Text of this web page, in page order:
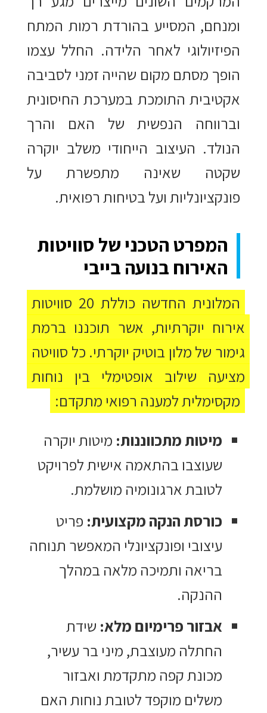
ומנחם, המסייע בהורדת רמות המתח
הפיזיולוגי לאחר הלידה. החלל עצמו
הופך מסתם מקום שהייה זמני לסביבה
אקטיבית התומכת במערכת החיסונית
וברווחה הנפשית של האם והרך
הנולד. העיצוב הייחודי משלב יוקרה
שקטה שאינה מתפשרת על
פונקציונליות ועל בטיחות רפואית.
המפרט הטכני של סוויטות
האירוח בנועה בייבי
המלונית החדשה כוללת 20 סוויטות
אירוח יוקרתיות, אשר תוכננו ברמת
גימור של מלון בוטיק יוקרתי. כל סוויטה
מציעה שילוב אופטימלי בין נוחות
מקסימלית למענה רפואי מתקדם:
מיטות מתכווננות: מיטות יוקרה
שעוצבו בהתאמה אישית לפרויקט
לטובת ארגונומיה מושלמת.
כורסת הנקה מקצועית: פריט
עיצובי ופונקציונלי המאפשר תנוחה
בריאה ותמיכה מלאה במהלך
ההנקה.
אבזור פרימיום מלא: שידת
החתלה מעוצבת, מיני בר עשיר,
מכונת קפה מתקדמת ואבזור
משלים מוקפד לטובת נוחות האם